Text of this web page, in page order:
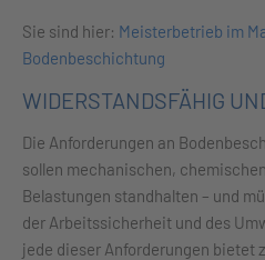
Sie sind hier: Meisterbetrieb im
Bodenbeschichtung
WIDERSTANDSFÄHIG
Die Anforderungen an
sollen mechanischen,
Belastungen standhalten – und
der Arbeitssicherheit und des
jede dieser Anforderungen bietet